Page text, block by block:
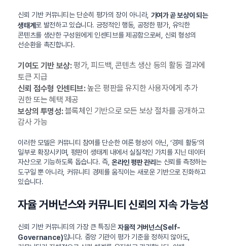
신뢰 기반 커뮤니티는 단순히 평가의 장이 아니라, 기여가 곧 보상이 되는
생태계 로 발전하고 있습니다. 긍정적인 행동, 공정한 평가, 유익한
콘텐츠를 생산한 구성원에게 인센티브를 제공함으로써, 신뢰 형성의
선순환을 촉진합니다.
기여도 기반 보상:평가, 피드백, 콘텐츠 생산 등의 활동 결과에
토큰 지급
신뢰 점수형 인센티브:높은 평판을 유지한 사용자에게 추가
권한 또는 혜택 제공
보상의 투명성:블록체인 기반으로 모든 보상 절차를 공개하고
감사 가능
이러한 모델은 커뮤니티 참여를 단순한 여론 형성이 아닌, ‘경제 활동’의
일부로 확장시키며, 평판이 생태계 내에서 실질적인 가치를 지닌 데이터
자산으로 기능하도록 돕습니다. 즉,온라인 평판 관리는 신뢰를 측정하는
도구일 뿐 아니라, 커뮤니티 경제를 움직이는 새로운 기반으로 진화하고
있습니다.
자율 거버넌스와 커뮤니티 신뢰의 지속 가능성
신뢰 기반 커뮤니티의 가장 큰 특징은자율적 거버넌스(Self-
Governance)입니다. 중앙 기관이 평가 기준을 정하지 않아도,